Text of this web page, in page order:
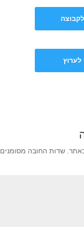
שדות החובה מסומנים